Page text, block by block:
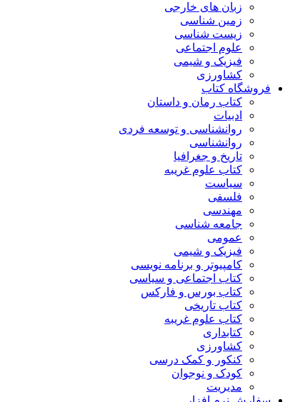
زبان های خارجی
زمین شناسی
زیست شناسی
علوم اجتماعی
فیزیک و شیمی
کشاورزی
فروشگاه کتاب
کتاب رمان و داستان
ادبیات
روانشناسی و توسعه فردی
روانشناسی
تاریخ و جغرافیا
کتاب علوم غریبه
سیاست
فلسفی
مهندسی
جامعه شناسی
عمومی
فیزیک و شیمی
کامپیوتر و برنامه نویسی
کتاب اجتماعی و سیاسی
کتاب بورس و فارکس
کتاب تاریخی
کتاب علوم غریبه
کتابداری
کشاورزی
کنکور و کمک‌ درسی
کودک و نوجوان
مدیریت